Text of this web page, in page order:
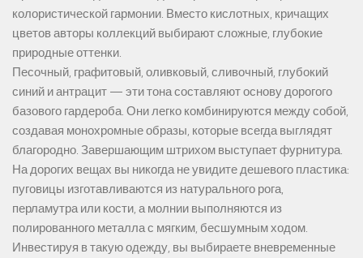
колористической гармонии. Вместо кислотных, кричащих
цветов авторы коллекций выбирают сложные, глубокие
природные оттенки.
Песочный, графитовый, оливковый, сливочный, глубокий
синий и антрацит — эти тона составляют основу дорогого
базового гардероба. Они легко комбинируются между собой,
создавая монохромные образы, которые всегда выглядят
благородно. Завершающим штрихом выступает фурнитура.
На дорогих вещах вы никогда не увидите дешевого пластика:
пуговицы изготавливаются из натурального рога,
перламутра или кости, а молнии выполняются из
полированного металла с мягким, бесшумным ходом.
Инвестируя в такую одежду, вы выбираете вневременные